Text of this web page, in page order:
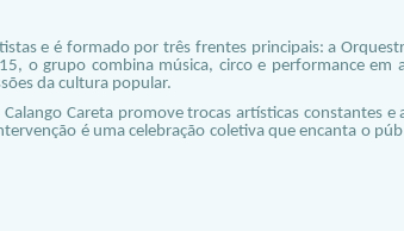
e é formado por três frentes principais: a
o grupo combina música, circo e performance em
da cultura popular.
Careta promove trocas artísticas constantes e
é uma celebração coletiva que encanta o